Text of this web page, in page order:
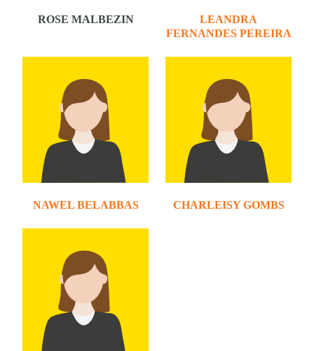
ROSE MALBEZIN
LEANDRA
FERNANDES PEREIRA
NAWEL BELABBAS CHARLEISY GOMBS